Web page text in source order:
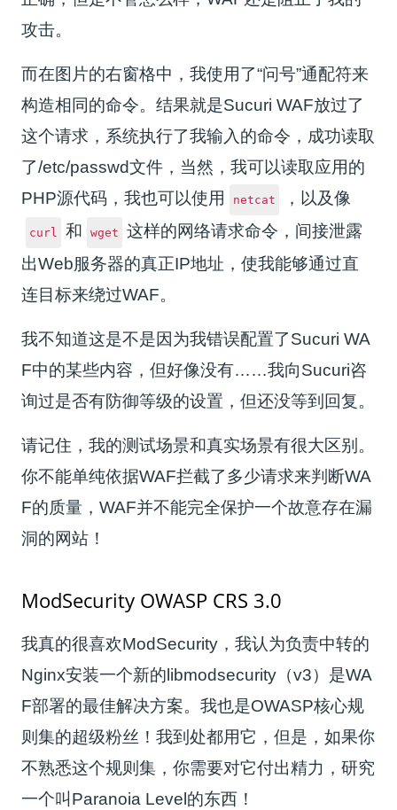
攻击。
而在图片的右窗格中，我使用了“问号”通配符来
构造相同的命令。结果就是Sucuri WAF放过了
这个请求，系统执行了我输入的命令，成功读取
了/etc/passwd文件，当然，我可以读取应用的
PHP源代码，我也可以使用
netcat ，以及像
curl 和 wget
这样的网络请求命令，间接泄露
出Web服务器的真正IP地址，使我能够通过直
连目标来绕过WAF。
我不知道这是不是因为我错误配置了Sucuri WA
F中的某些内容，但好像没有……我向Sucuri咨
询过是否有防御等级的设置，但还没等到回复。
请记住，我的测试场景和真实场景有很大区别。
你不能单纯依据WAF拦截了多少请求来判断WA
F的质量，WAF并不能完全保护一个故意存在漏
洞的网站！
ModSecurity OWASP CRS 3.0
我真的很喜欢ModSecurity，我认为负责中转的
Nginx安装一个新的libmodsecurity（v3）是WA
F部署的最佳解决方案。我也是OWASP核心规
则集的超级粉丝！我到处都用它，但是，如果你
不熟悉这个规则集，你需要对它付出精力，研究
一个叫Paranoia Level的东西！